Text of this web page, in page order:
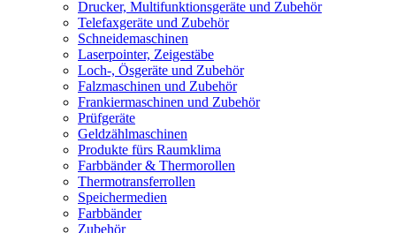
Drucker, Multifunktionsgeräte und Zubehör
Telefaxgeräte und Zubehör
Schneidemaschinen
Laserpointer, Zeigestäbe
Loch-, Ösgeräte und Zubehör
Falzmaschinen und Zubehör
Frankiermaschinen und Zubehör
Prüfgeräte
Geldzählmaschinen
Produkte fürs Raumklima
Farbbänder & Thermorollen
Thermotransferrollen
Speichermedien
Farbbänder
Zubehör